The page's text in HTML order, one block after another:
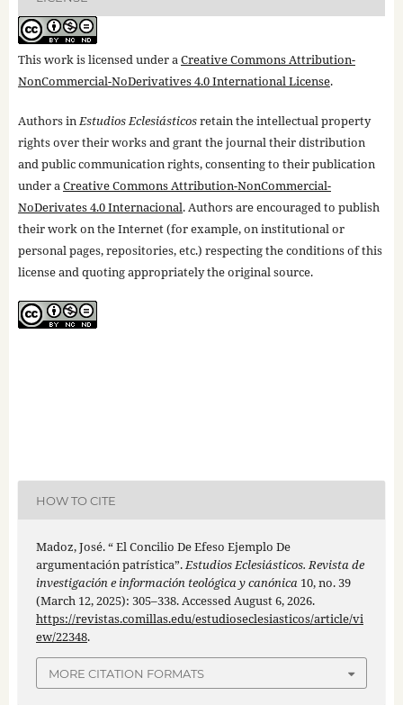
This work is licensed under aCreative Commons Attribution-
NonCommercial-NoDerivatives 4.0 International License.
Authors inEstudios Eclesiásticosretain the intellectual property
rights over their works and grant the journal their distribution
and public communication rights, consenting to their publication
under aCreative Commons Attribution-NonCommercial-
NoDerivates 4.0 Internacional. Authors are encouraged to publish
their work on the Internet (for example, on institutional or
personal pages, repositories, etc.) respecting the conditions of this
license and quoting appropriately the original source.
HOW TO CITE
Madoz, José. “ El Concilio De Efeso Ejemplo De
argumentación patrística”.Estudios Eclesiásticos. Revista de
investigación e información teológica y canónica10, no. 39
(March 12, 2025): 305–338. Accessed August 6, 2026.
https://revistas.comillas.edu/estudioseclesiasticos/article/vi
ew/22348.
MORE CITATION FORMATS